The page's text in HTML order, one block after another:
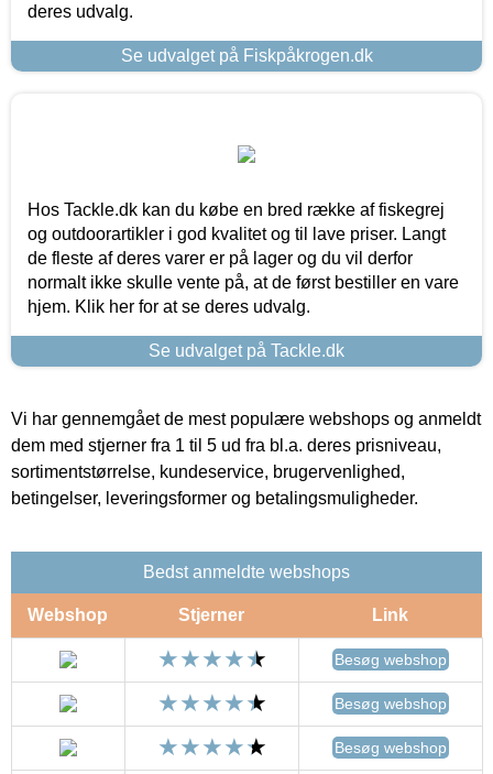
deres udvalg.
Se udvalget på Fiskpåkrogen.dk
Hos Tackle.dk kan du købe en bred række af fiskegrej
og outdoorartikler i god kvalitet og til lave priser. Langt
de fleste af deres varer er på lager og du vil derfor
normalt ikke skulle vente på, at de først bestiller en vare
hjem. Klik her for at se deres udvalg.
Se udvalget på Tackle.dk
Vi har gennemgået de mest populære webshops og anmeldt
dem med stjerner fra 1 til 5 ud fra bl.a. deres prisniveau,
sortimentstørrelse, kundeservice, brugervenlighed,
betingelser, leveringsformer og betalingsmuligheder.
Bedst anmeldte webshops
Webshop Stjerner Link
Besøg webshop
Besøg webshop
Besøg webshop